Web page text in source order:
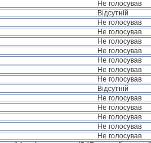
Не голосував
Відсутній
Не голосував
Не голосував
Не голосував
Не голосував
Не голосував
Не голосував
Не голосував
Відсутній
Не голосував
Не голосував
Не голосував
Не голосував
Не голосував